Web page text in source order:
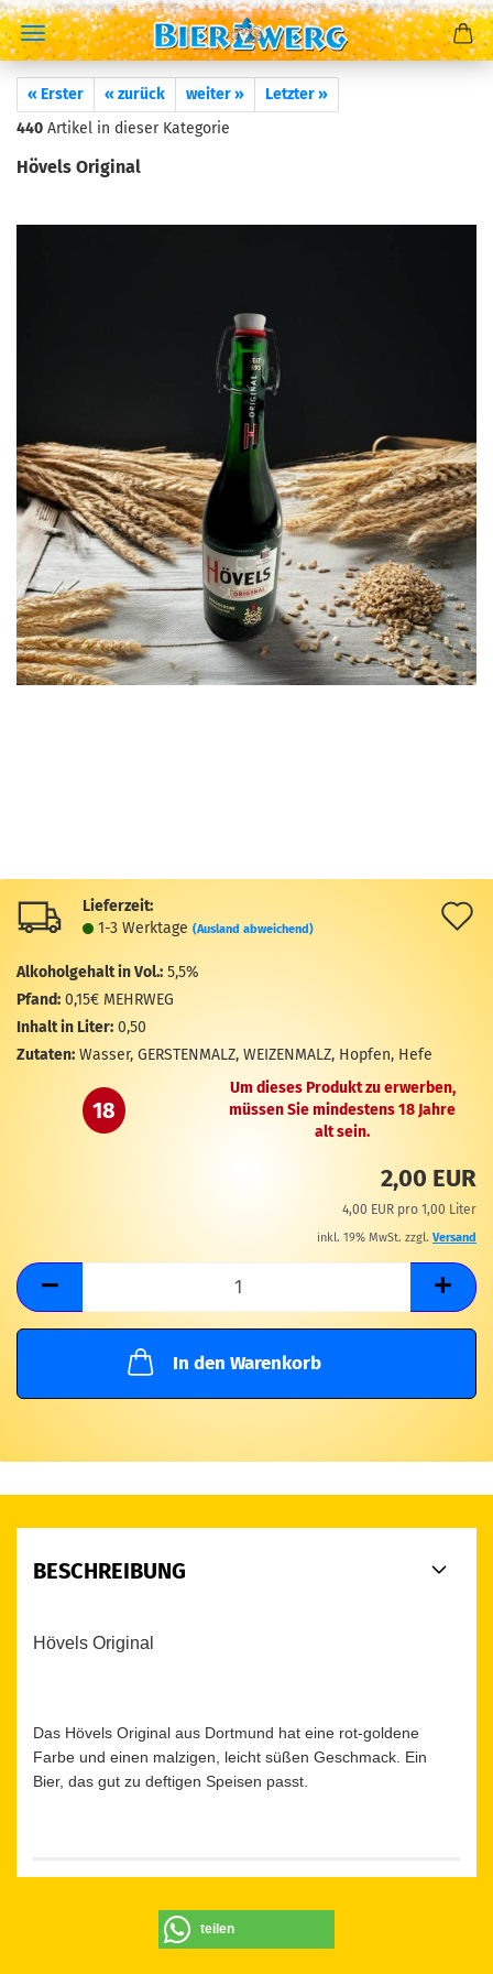
« Erster « zurück weiter »
Letzter »
440 Artikel in dieser Kategorie
Hövels Original
Lieferzeit:
1-3 Werktage (Ausland abweichend)
Alkoholgehalt in Vol.: 5,5%
Pfand: 0,15€ MEHRWEG
Inhalt in Liter: 0,50
Zutaten: Wasser, GERSTENMALZ, WEIZENMALZ, Hopfen, Hefe
18
Um dieses Produkt zu erwerben,
müssen Sie mindestens 18 Jahre
alt sein.
2,00 EUR
4,00 EUR pro 1,00 Liter
inkl. 19% MwSt. zzgl. Versand
In den Warenkorb
BESCHREIBUNG
Hövels Original
Das Hövels Original aus Dortmund hat eine rot-goldene
Farbe und einen malzigen, leicht süßen Geschmack. Ein
Bier, das gut zu deftigen Speisen passt.
teilen